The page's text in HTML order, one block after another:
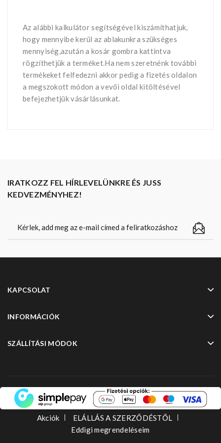
Az alábbi kalkulátor segítségével kiszámíthatjuk,
hogy mennyibe kerűl az ablakunkra szükséges
mennyiség,azután a kosár gombra kattintva
rögzíthetjük a terméket.Ha nem szeretnénk további
termékeket felfedezni akkor pedig a fizetés oldalon
a megszokott módon a vevői oldal kitöltésével
befejezhetjük vásárlásunkat.
IRATKOZZ FEL HÍRLEVELÜNKRE ÉS JUSS
KEDVEZMÉNYHEZ!
KAPCSOLAT
INFORMÁCIÓK
SZÁLLÍTÁSI MÓDOK
Akciók
ELÁLLÁS A SZERZŐDÉSTŐL
Eddigi megrendeléseim